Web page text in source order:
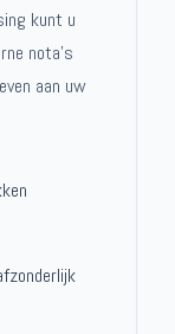
kunt u
nota's
aan uw